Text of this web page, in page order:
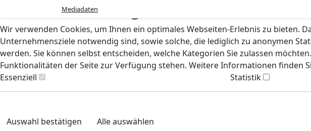
Cookie-Einstellungen
Wir verwenden Cookies, um Ihnen ein optimales Webseiten-Erlebnis zu bieten.
Unternehmensziele notwendig sind, sowie solche, die lediglich zu anonymen
werden. Sie können selbst entscheiden, welche Kategorien Sie zulassen
Funktionalitäten der Seite zur Verfügung stehen. Weitere Informationen finden
Essenziell
Statistik
Auswahl bestätigen
Alle auswählen
Mediadaten